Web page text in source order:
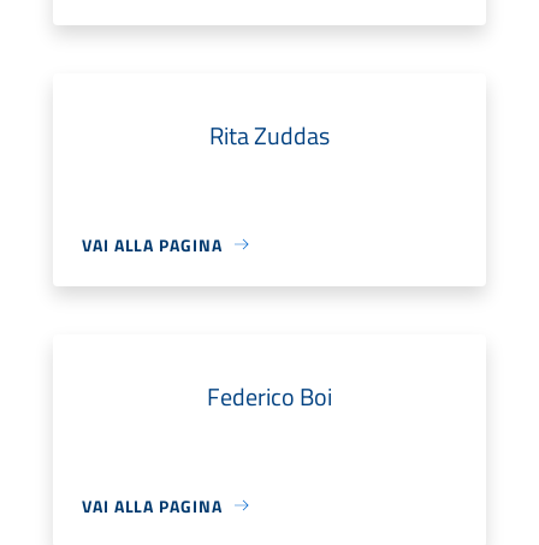
Rita Zuddas
VAI ALLA PAGINA
Federico Boi
VAI ALLA PAGINA